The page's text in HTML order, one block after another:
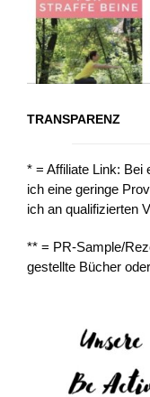
TRANSPARENZ
* = Affiliate Link: Bei
ich eine geringe
ich an qualifizierten
** = PR-Sample/
gestellte Bücher